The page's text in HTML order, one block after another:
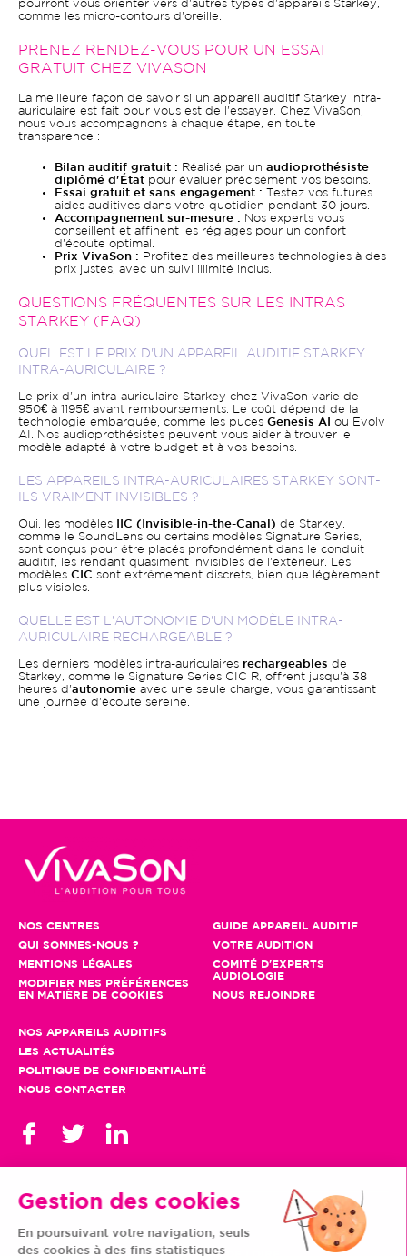
Gestion des cookies
En poursuivant votre navigation, seuls
des cookies à des fins statistiques
pourront vous orienter vers d'autres types d'appareils Starkey,
comme les micro-contours d'oreille.
PRENEZ RENDEZ-VOUS POUR UN ESSAI
GRATUIT CHEZ VIVASON
La meilleure façon de savoir si un appareil auditif Starkey intra-
auriculaire est fait pour vous est de l'essayer. Chez VivaSon,
nous vous accompagnons à chaque étape, en toute
transparence :
Bilan auditif gratuit : Réalisé par un audioprothésiste
diplômé d'État pour évaluer précisément vos besoins.
Essai gratuit et sans engagement : Testez vos futures
aides auditives dans votre quotidien pendant 30 jours.
Accompagnement sur-mesure : Nos experts vous
conseillent et affinent les réglages pour un confort
d'écoute optimal.
Prix VivaSon : Profitez des meilleures technologies à des
prix justes, avec un suivi illimité inclus.
QUESTIONS FRÉQUENTES SUR LES INTRAS
STARKEY (FAQ)
QUEL EST LE PRIX D'UN APPAREIL AUDITIF STARKEY
INTRA-AURICULAIRE ?
Le prix d'un intra-auriculaire Starkey chez VivaSon varie de
950€ à 1195€ avant remboursements. Le coût dépend de la
technologie embarquée, comme les puces Genesis AI
ou Evolv
AI. Nos audioprothésistes peuvent vous aider à trouver le
modèle adapté à votre budget et à vos besoins.
LES APPAREILS INTRA-AURICULAIRES STARKEY SONT-
ILS VRAIMENT INVISIBLES ?
Oui, les modèles IIC (Invisible-in-the-Canal) de Starkey,
comme le SoundLens ou certains modèles Signature Series,
sont conçus pour être placés profondément dans le conduit
auditif, les rendant quasiment invisibles de l'extérieur. Les
modèles CIC sont extrêmement discrets, bien que légèrement
plus visibles.
QUELLE EST L'AUTONOMIE D'UN MODÈLE INTRA-
AURICULAIRE RECHARGEABLE ?
Les derniers modèles intra-auriculaires rechargeables de
Starkey, comme le Signature Series CIC R, offrent jusqu'à 38
heures d'autonomie avec une seule charge, vous garantissant
une journée d'écoute sereine.
NOS CENTRES
QUI SOMMES-NOUS ?
MENTIONS LÉGALES
MODIFIER MES PRÉFÉRENCES
EN MATIÈRE DE COOKIES
GUIDE APPAREIL AUDITIF
VOTRE AUDITION
COMITÉ D'EXPERTS
AUDIOLOGIE
NOUS REJOINDRE
NOS APPAREILS AUDITIFS
LES ACTUALITÉS
POLITIQUE DE CONFIDENTIALITÉ
NOUS CONTACTER
TOUS NOS CENTRES